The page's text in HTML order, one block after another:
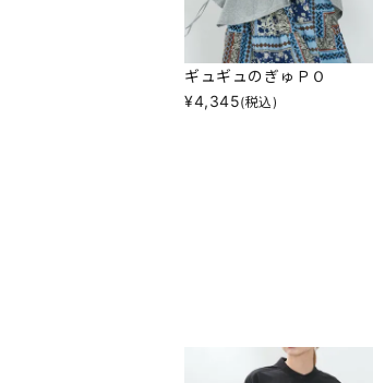
ギュギュのぎゅＰＯ
¥4,345(税込)